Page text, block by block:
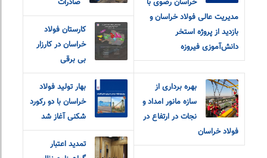
خراسان رضوی با
مدیریت عالی فولاد خراسان و
بازدید از پروژه استخر
دانش‌آموزی فیروزه
صادرات
کارستان فولاد
خراسان در کارزار
بی برقی
بهره برداری از
سازه مانور امداد و
نجات در ارتفاع در
فولاد خراسان
بهار تولید فولاد
خراسان با‌ دو رکورد
شکنی آغاز شد
تمدید اعتبار